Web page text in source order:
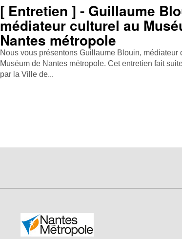
[ Entretien ] - Guillaume
médiateur culturel au
Nantes métropole
Nous vous présentons Guillaume Blouin, médiateur
Muséum de Nantes métropole. Cet entretien fait
par la Ville de...